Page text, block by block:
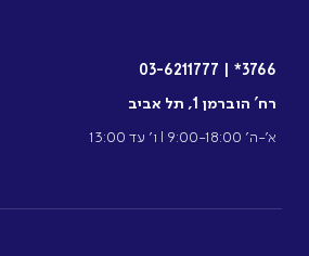
3766*
|
03-6211777
רח’ הוברמן 1, תל אביב
א’-ה’ 9:00-18:00 l ו’ עד 13:00